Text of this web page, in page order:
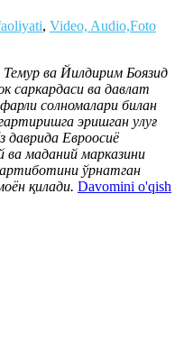
, Video, Audio,Foto
ва Йилдирим Боязид
саркардаси ва давлат
солномалари билан
эришган улуғ
даврида Евроосиё
ва маданий марказини
ўрнатган
қилади. Davomini o'qish